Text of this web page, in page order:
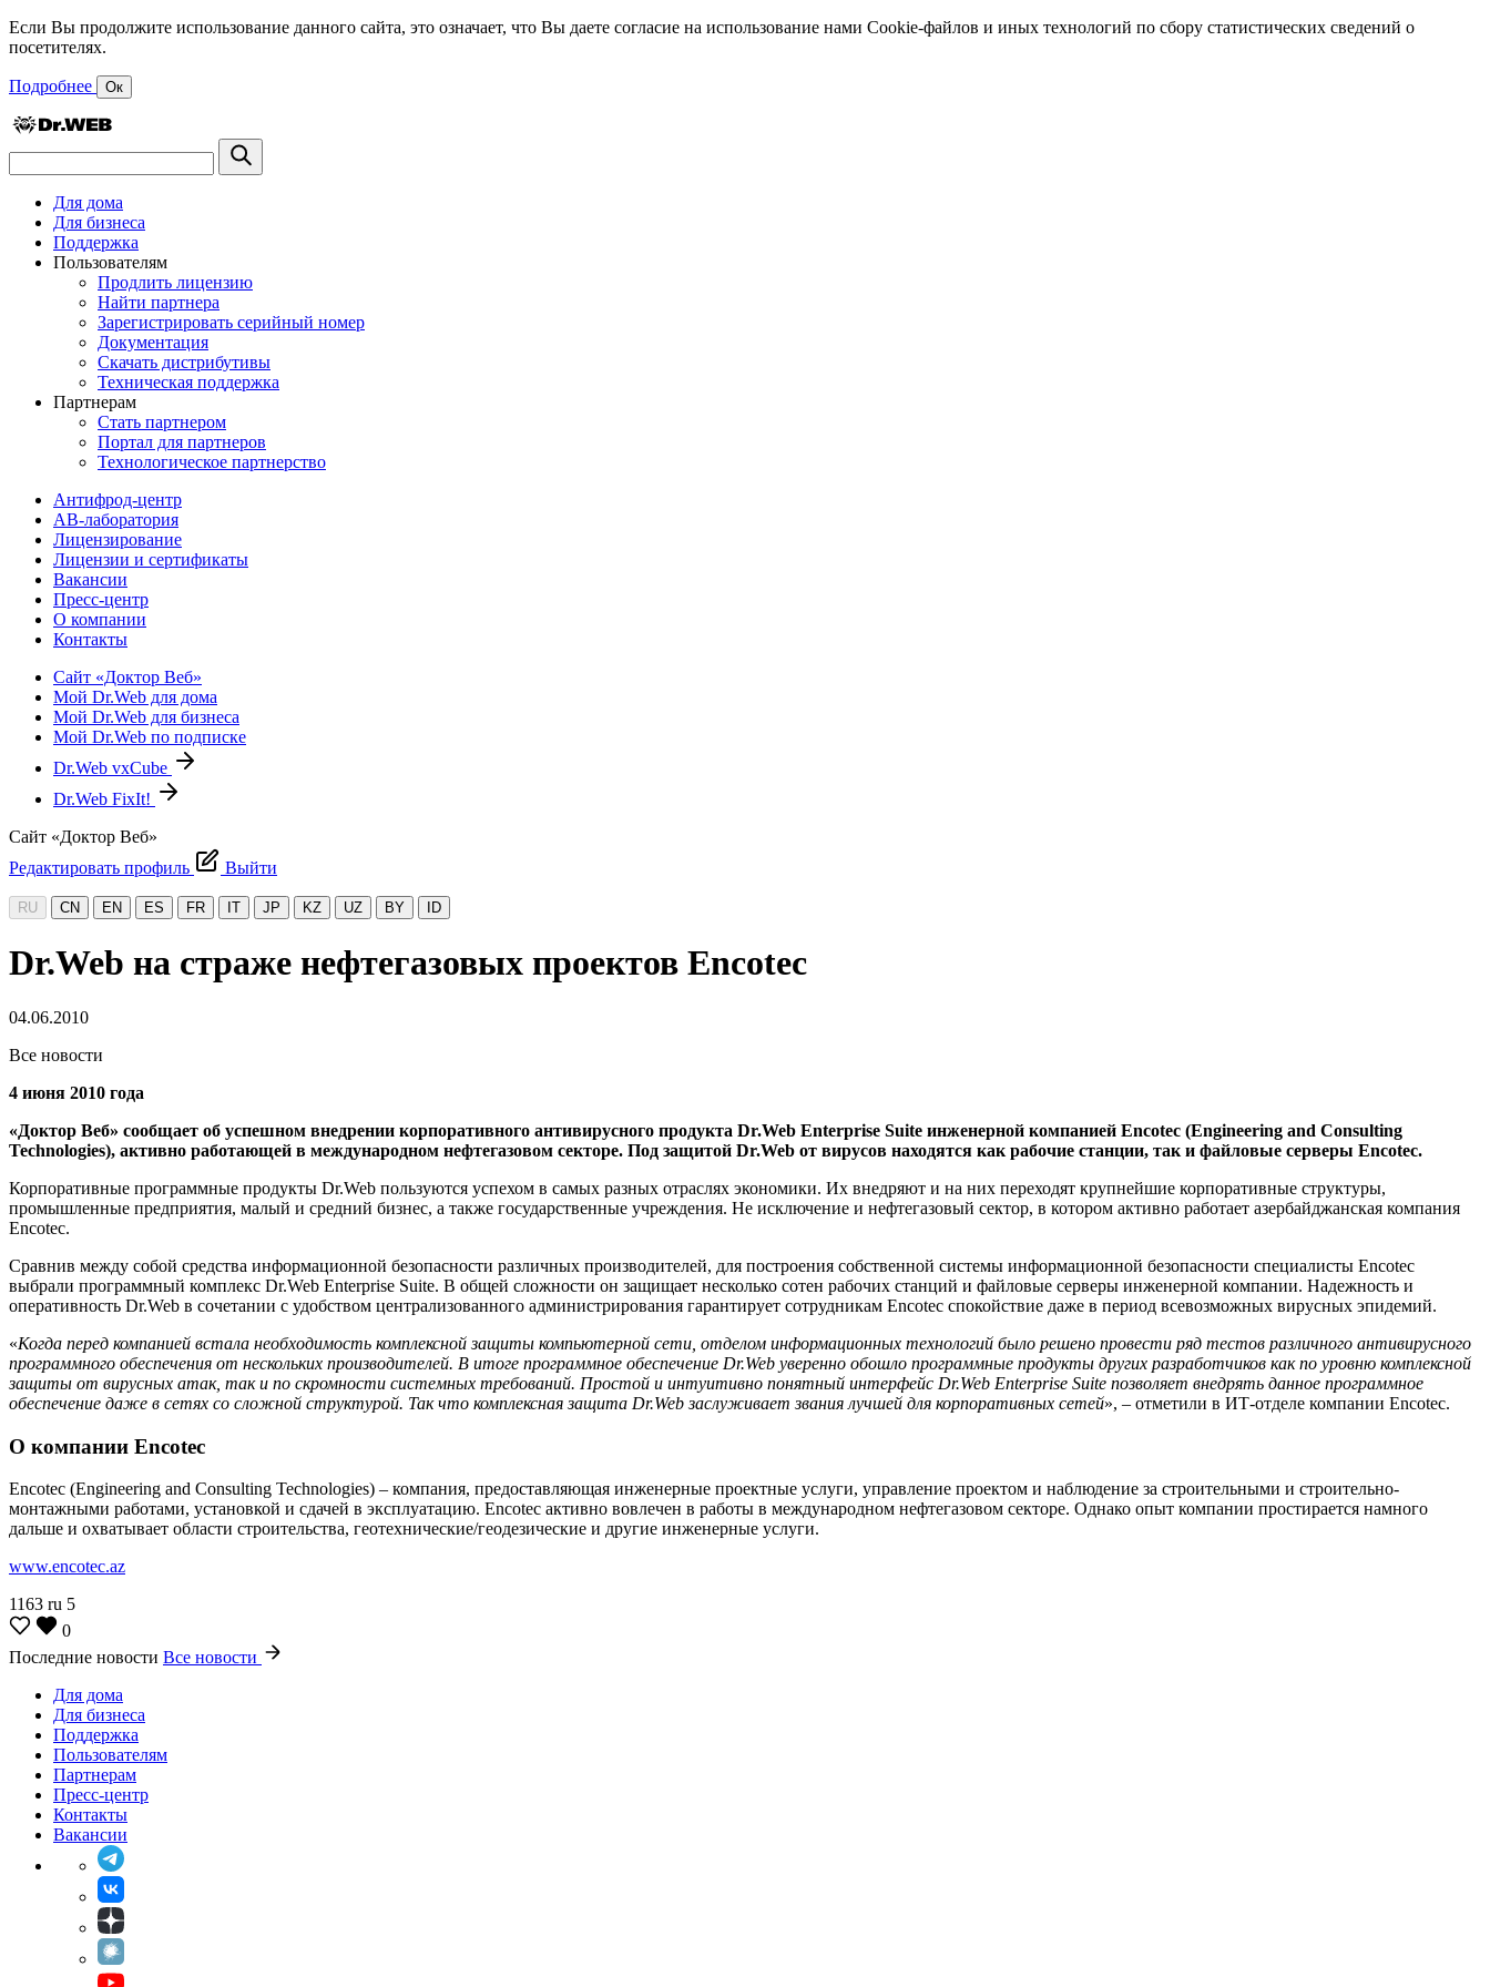
Если Вы продолжите использование данного сайта, это означает, что Вы даете согласие на использование нами Cookie-файлов и иных технологий по сбору статистических сведений о
посетителях.
Подробнее Ок
Для дома
Для бизнеса
Поддержка
Пользователям
Продлить лицензию
Найти партнера
Зарегистрировать серийный номер
Документация
Скачать дистрибутивы
Техническая поддержка
Партнерам
Стать партнером
Портал для партнеров
Технологическое партнерство
Антифрод-центр
АВ-лаборатория
Лицензирование
Лицензии и сертификаты
Вакансии
Пресс-центр
О компании
Контакты
Сайт «Доктор Веб»
Мой Dr.Web для дома
Мой Dr.Web для бизнеса
Мой Dr.Web по подписке
Dr.Web vxCube
Dr.Web FixIt!
Сайт «Доктор Веб»
Редактировать профиль
Выйти
RU CN EN ES FR IT JP KZ UZ BY ID
Dr.Web на страже нефтегазовых проектов Encotec
04.06.2010
Все новости
4 июня 2010 года
«Доктор Веб» сообщает об успешном внедрении корпоративного антивирусного продукта Dr.Web Enterprise Suite инженерной компанией Encotec (Engineering and Consulting
Technologies), активно работающей в международном нефтегазовом секторе. Под защитой Dr.Web от вирусов находятся как рабочие станции, так и файловые серверы Encotec.
Корпоративные программные продукты Dr.Web пользуются успехом в самых разных отраслях экономики. Их внедряют и на них переходят крупнейшие корпоративные структуры,
промышленные предприятия, малый и средний бизнес, а также государственные учреждения. Не исключение и нефтегазовый сектор, в котором активно работает азербайджанская компания
Encotec.
Сравнив между собой средства информационной безопасности различных производителей, для построения собственной системы информационной безопасности специалисты Encotec
выбрали программный комплекс Dr.Web Enterprise Suite. В общей сложности он защищает несколько сотен рабочих станций и файловые серверы инженерной компании. Надежность и
оперативность Dr.Web в сочетании с удобством централизованного администрирования гарантирует сотрудникам Encotec спокойствие даже в период всевозможных вирусных эпидемий.
«Когда перед компанией встала необходимость комплексной защиты компьютерной сети, отделом информационных технологий было решено провести ряд тестов различного антивирусного
программного обеспечения от нескольких производителей. В итоге программное обеспечение Dr.Web уверенно обошло программные продукты других разработчиков как по уровню комплексной
защиты от вирусных атак, так и по скромности системных требований. Простой и интуитивно понятный интерфейс Dr.Web Enterprise Suite позволяет внедрять данное программное
обеспечение даже в сетях со сложной структурой. Так что комплексная защита Dr.Web заслуживает звания лучшей для корпоративных сетей», – отметили в ИТ-отделе компании Encotec.
О компании Encotec
Encotec (Engineering and Consulting Technologies) – компания, предоставляющая инженерные проектные услуги, управление проектом и наблюдение за строительными и строительно-
монтажными работами, установкой и сдачей в эксплуатацию. Encotec активно вовлечен в работы в международном нефтегазовом секторе. Однако опыт компании простирается намного
дальше и охватывает области строительства, геотехнические/геодезические и другие инженерные услуги.
www.encotec.az
1163 ru 5
0
Последние новости Все новости
Для дома
Для бизнеса
Поддержка
Пользователям
Партнерам
Пресс-центр
Контакты
Вакансии